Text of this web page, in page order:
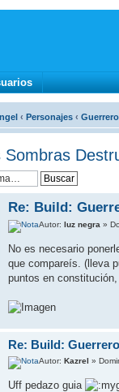
‹ Personajes ‹
Re: Build:
Autor:luz negra »
No es necesario
que compareís. (lleva
puntos en
Re: Build:
Autor:Kazrel »
Uff pedazo guia